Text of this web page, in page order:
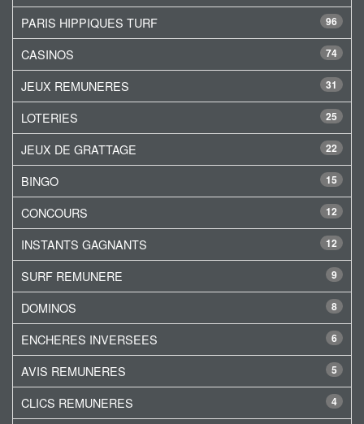
96
PARIS HIPPIQUES TURF
74
CASINOS
31
JEUX REMUNERES
25
LOTERIES
22
JEUX DE GRATTAGE
15
BINGO
12
CONCOURS
12
INSTANTS GAGNANTS
9
SURF REMUNERE
8
DOMINOS
6
ENCHERES INVERSEES
5
AVIS REMUNERES
4
CLICS REMUNERES